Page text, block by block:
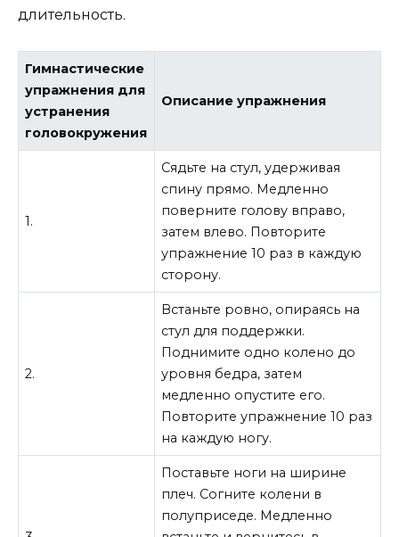
длительность.
Гимнастические
упражнения для
устранения
головокружения
Описание упражнения
1.
Сядьте на стул, удерживая
спину прямо. Медленно
поверните голову вправо,
затем влево. Повторите
упражнение 10 раз в каждую
сторону.
2.
Встаньте ровно, опираясь на
стул для поддержки.
Поднимите одно колено до
уровня бедра, затем
медленно опустите его.
Повторите упражнение 10 раз
на каждую ногу.
Поставьте ноги на ширине
плеч. Согните колени в
полуприседе. Медленно